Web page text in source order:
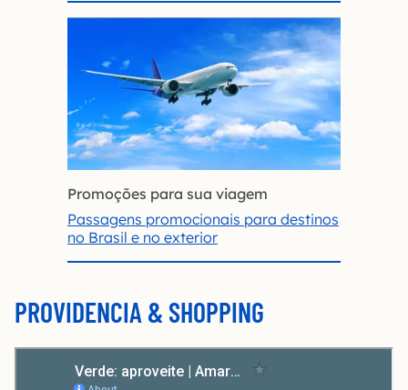
Promoções para sua viagem
Passagens promocionais para destinos
no Brasil e no exterior
PROVIDENCIA & SHOPPING